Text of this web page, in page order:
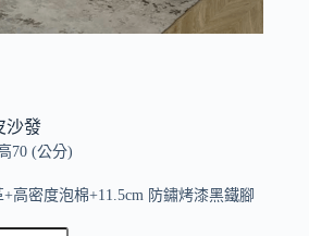
沙發
70 (公分)
高密度泡棉+11.5cm 防鏽烤漆黑鐵腳